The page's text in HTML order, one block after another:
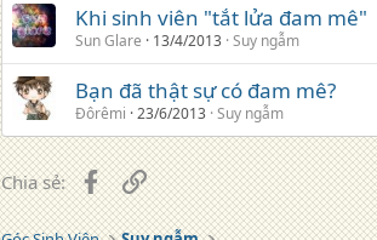
Khi sinh viên "tắt lửa đam mê"
Sun Glare 13/4/2013 Suy ngẫm
Bạn đã thật sự có đam mê?
Đôrêmi 23/6/2013 Suy ngẫm
Chia sẻ: Facebook
Liên kết